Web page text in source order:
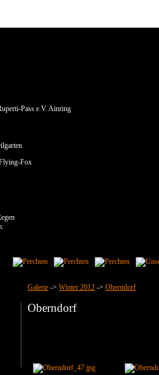
Pass e.V. Ainring
Fox
Galerie -> Winter 2012 -> Oberndorf
Oberndorf